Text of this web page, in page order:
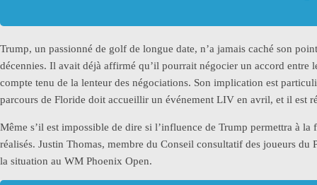
Trump, un passionné de golf de longue date, n’a jamais caché son
décennies. Il avait déjà affirmé qu’il pourrait négocier un accord
compte tenu de la lenteur des négociations. Son implication est
parcours de Floride doit accueillir un événement LIV en avril, et il est
Même s’il est impossible de dire si l’influence de Trump permettra à
réalisés. Justin Thomas, membre du Conseil consultatif des joueurs
la situation au WM Phoenix Open.